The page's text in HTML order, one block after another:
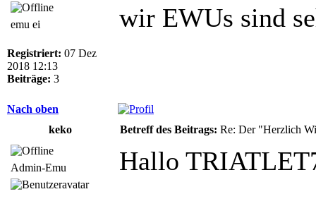
emu ei
Registriert: 07 Dez
2018 12:13
Beiträge: 3
wir EWUs sind
Nach oben
keko
Betreff des Beitrags: Re: Der "Herzlich
Admin-Emu Hallo